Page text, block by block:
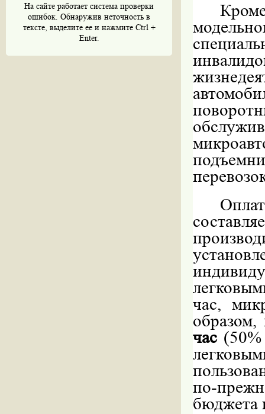
На сайте работает система проверки
ошибок. Обнаружив неточность в
тексте, выделите ее и нажмите Ctrl +
Enter.
час,
час
по-
бюджета